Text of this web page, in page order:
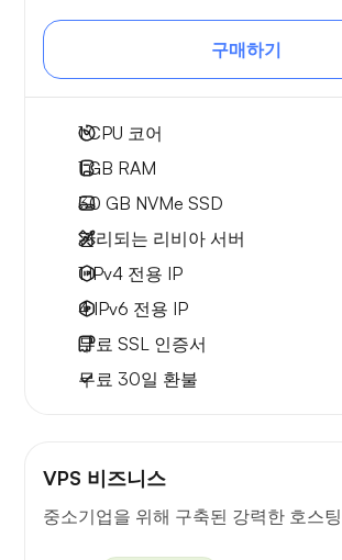
구매하기
1CPU 코어
1 GB RAM
30 GB NVMe SSD
관리되는 리비아 서버
1 IPv4 전용 IP
4 IPv6 전용 IP
무료 SSL 인증서
무료 30일 환불
VPS 비즈니스
중소기업을 위해 구축된 강력한 호스